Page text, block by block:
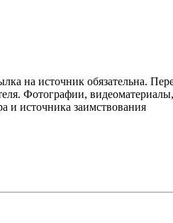
на источник обязательна.
Фотографии,
и источника заимствования